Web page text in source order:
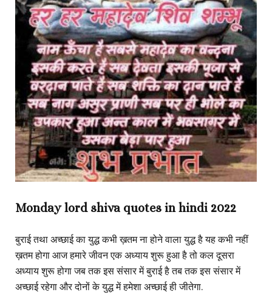
Monday lord shiva quotes in hindi 2022
बुराई तथा अच्छाई का युद्ध कभी ख़तम ना होने वाला युद्ध है यह कभी नहीं
ख़तम होगा आज हमारे जीवन एक अध्याय शुरू हुआ है तो कल दूसरा
अध्याय शुरू होगा जब तक इस संसार में बुराई है तब तक इस संसार में
अच्छाई रहेगा और दोनों के युद्ध में हमेशा अच्छाई ही जीतेगा.